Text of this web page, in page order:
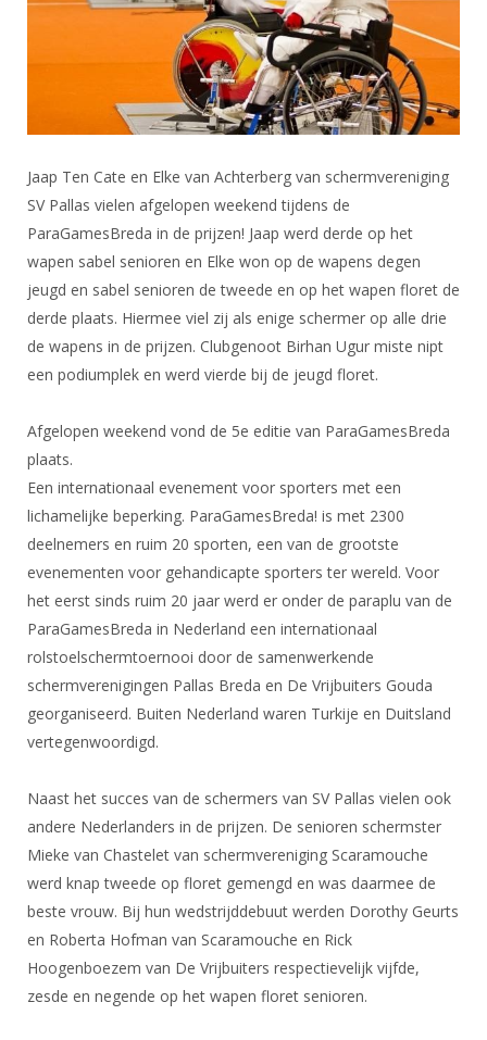
Website
Gebruiksvoorwaarden
Commissies
Ereleden
Leden van Verdiensten
Vacatures
Bondsbureau
Contact
Medewerkers
Formulieren
Alle Verenigingen
Verenigingsondersteuning
Witte Vlekkenplan
Oprichting Vereniging
Overschrijven leden
Reglementen
Schermpaspoort
Rolstoelschermen
Wedstrijdkalender
KNAS Keurmerk
JEC
Veteranenwedstrijden
Wedstrijdorganisatie
Nieuws
Aanvragen van scheidsrechters
Scheidsrechterslijst
Import inschrijvingen uit Nahouw
Verwerk wedstrijduitslagen
Promotie en logo
Geschiedenis van het schermen
DBT
Talentontwikkeling
Atletencommissie
Internationale Titeltoernooien
Internationale aanmeldingen
Voor coaches en leraren
Nieuws
Nationale opleidingen
Internationale opleidingen
Opleidingen
Leraar
Voor scheidsrechters
Nieuws
Scheidsrechterslijst
Scheidsrechter Documentatie
Opleidingen
Tuchtzaken
Archief
Bibliotheek
ALV
Nieuws
Jaap Ten Cate en Elke van Achterberg van schermvereniging
SV Pallas vielen afgelopen weekend tijdens de
ParaGamesBreda in de prijzen! Jaap werd derde op het
wapen sabel senioren en Elke won op de wapens degen
jeugd en sabel senioren de tweede en op het wapen floret de
derde plaats. Hiermee viel zij als enige schermer op alle drie
de wapens in de prijzen. Clubgenoot Birhan Ugur miste nipt
een podiumplek en werd vierde bij de jeugd floret.
Afgelopen weekend vond de 5e editie van ParaGamesBreda
plaats.
Een internationaal evenement voor sporters met een
lichamelijke beperking. ParaGamesBreda! is met 2300
deelnemers en ruim 20 sporten, een van de grootste
evenementen voor gehandicapte sporters ter wereld. Voor
het eerst sinds ruim 20 jaar werd er onder de paraplu van de
ParaGamesBreda in Nederland een internationaal
rolstoelschermtoernooi door de samenwerkende
schermverenigingen Pallas Breda en De Vrijbuiters Gouda
georganiseerd. Buiten Nederland waren Turkije en Duitsland
vertegenwoordigd.
Naast het succes van de schermers van SV Pallas vielen ook
andere Nederlanders in de prijzen. De senioren schermster
Mieke van Chastelet van schermvereniging Scaramouche
werd knap tweede op floret gemengd en was daarmee de
beste vrouw. Bij hun wedstrijddebuut werden Dorothy Geurts
en Roberta Hofman van Scaramouche en Rick
Hoogenboezem van De Vrijbuiters respectievelijk vijfde,
zesde en negende op het wapen floret senioren.